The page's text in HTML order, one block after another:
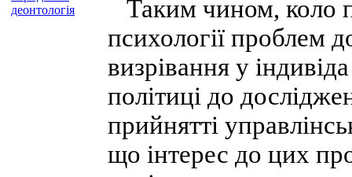
деонтологія
Таким чином, коло
психології проблем
визрівання у
політиці до
прийнятті
що інтерес до цих